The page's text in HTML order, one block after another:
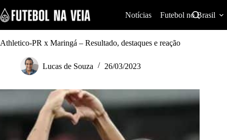
k
i
p
t
Notícias Futebol no Brasil
Athletico-PR x Maringá – Resultado, destaques e reação
Lucas de Souza 26/03/2023